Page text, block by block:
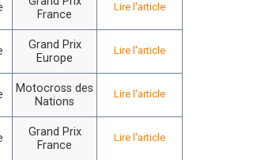
France
Lire l'article
Grand Prix
Europe
Lire l'article
Motocross des
Nations
Lire l'article
Grand Prix
France
Lire l'article